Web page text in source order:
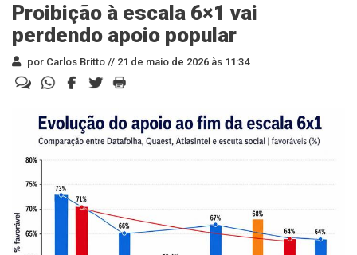
Proibição à escala 6×1 vai
perdendo apoio popular
por Carlos Britto // 21 de maio de 2026 às 11:34